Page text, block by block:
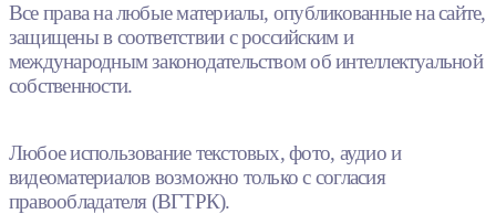
Все права на любые материалы, опубликованные на сайте,
защищены в соответствии с российским и
международным законодательством об интеллектуальной
собственности.
Любое использование текстовых, фото, аудио и
видеоматериалов возможно только с согласия
правообладателя (ВГТРК).